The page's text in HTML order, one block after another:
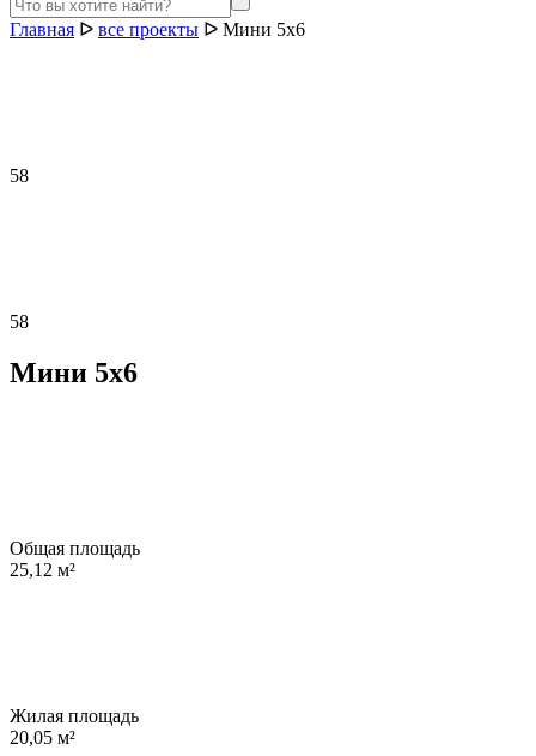
Главная ᐅ все проекты ᐅ Мини 5х6
58
58
Мини 5х6
Общая площадь
25,12 м²
Жилая площадь
20,05 м²